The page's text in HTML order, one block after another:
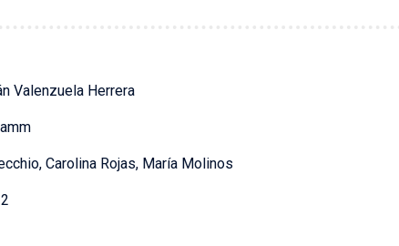
Valenzuela Herrera
Carolina Rojas, María Molinos